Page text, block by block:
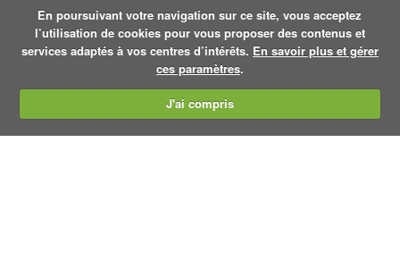
En poursuivant votre navigation sur ce site, vous acceptez
l’utilisation de cookies pour vous proposer des contenus et
services adaptés à vos centres d’intérêts. En savoir plus et gérer
ces paramètres.
J'ai compris